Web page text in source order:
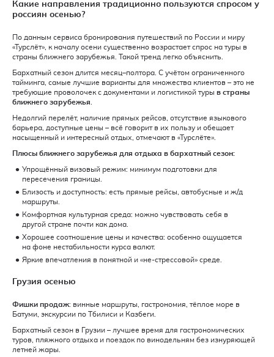
Какие направления традиционно пользуются спросом у
россиян осенью?
По данным сервиса бронирования путешествий по России и миру
«Турслёт», к началу осени существенно возрастает спрос на туры в
страны ближнего зарубежья. Такой тренд легко объяснить.
Бархатный сезон длится месяц–полтора. С учётом ограниченного
тайминга, самые лучшие варианты для множества клиентов – это не
требующие проволочек с документами и логистикой туры в страны
ближнего зарубежья
Недолгий перелёт, наличие прямых рейсов, отсутствие языкового
барьера, доступные цены – всё говорит в их пользу и обещает
насыщенный и интересный отдых, отмечают в «Турслёте».
Плюсы ближнего зарубежья для отдыха в бархатный сезон:
Упрощённый визовый режим: минимум подготовки для
пересечения границы.
Близость и доступность: есть прямые рейсы, автобусные и ж/д
маршруты.
Комфортная культурная среда: можно чувствовать себя в
другой стране почти как дома.
Хорошее соотношение цены и качества: особенно ощущается
на фоне нестабильности курса валют.
Яркие впечатления в понятной и «не-стрессовой» среде.
Грузия осенью
Фишки продаж: винные маршруты, гастрономия, тёплое море в
Батуми, экскурсии по Тбилиси и Казбеги.
Бархатный сезон в Грузии – лучшее время для гастрономических
туров, пляжного отдыха и поездок по винодельням без изнуряющей
летней жары.